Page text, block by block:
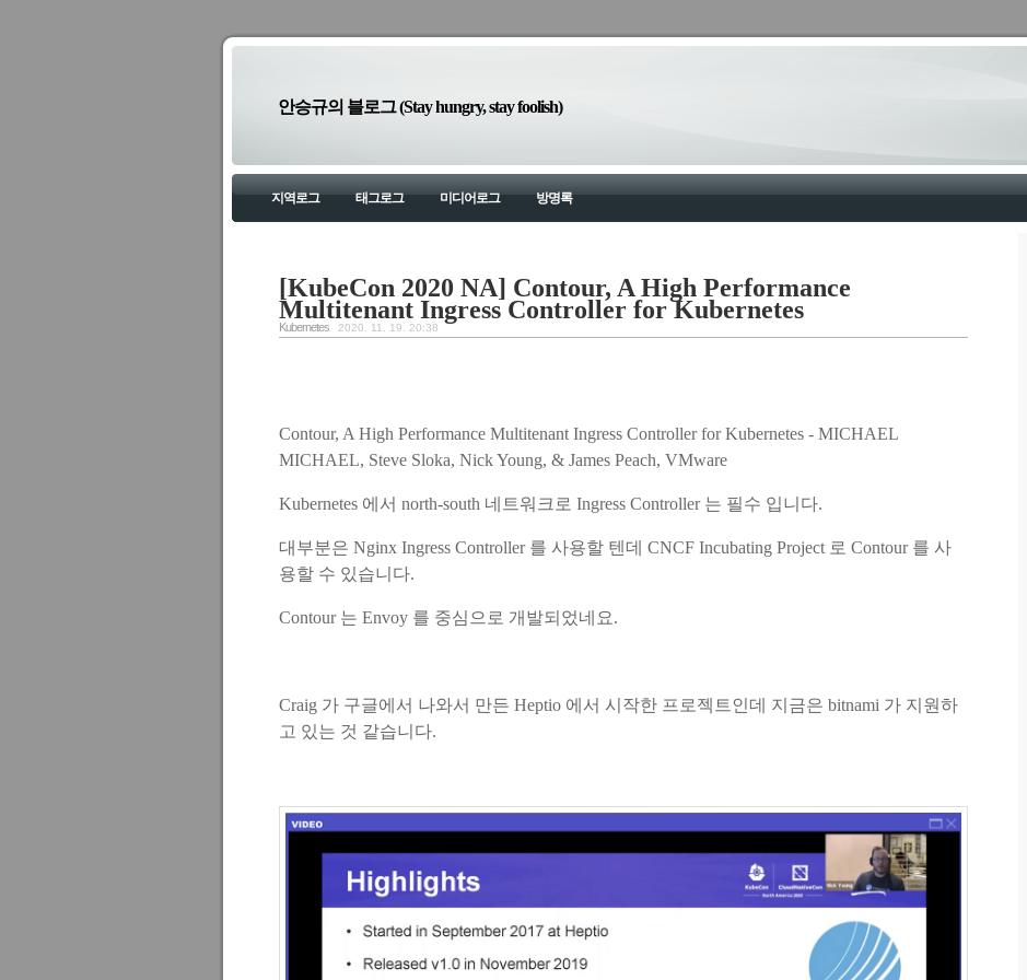
안승규의 블로그 (Stay hungry, stay foolish)
지역로그 태그로그 미디어로그 방명록
[KubeCon 2020 NA] Contour, A High Performance
Multitenant Ingress Controller for Kubernetes
Kubernetes 2020. 11. 19. 20:38
Contour, A High Performance Multitenant Ingress Controller for Kubernetes - MICHAEL
MICHAEL, Steve Sloka, Nick Young, & James Peach, VMware
Kubernetes 에서 north-south 네트워크로 Ingress Controller 는 필수 입니다.
대부분은 Nginx Ingress Controller 를 사용할 텐데 CNCF Incubating Project 로 Contour 를 사
용할 수 있습니다.
Contour 는 Envoy 를 중심으로 개발되었네요.
Craig 가 구글에서 나와서 만든 Heptio 에서 시작한 프로젝트인데 지금은 bitnami 가 지원하
고 있는 것 같습니다.